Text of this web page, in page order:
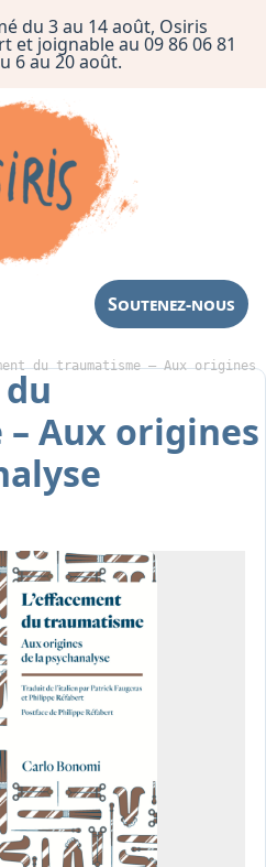
du 3 au 14 août, Osiris
joignable au 09 86 06 81
6 au 20 août.
Soutenez-nous
du traumatisme – Aux origines
Aux origines